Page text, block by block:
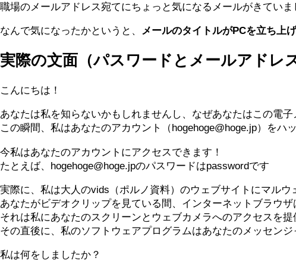
職場のメールアドレス宛てにちょっと気になるメールがきていま
なんで気になったかというと、 メールのタイトルがPCを立ち上
実際の文面（パスワードとメールアドレ
こんにちは！
あなたは私を知らないかもしれませんし、なぜあなたはこの電
この瞬間、私はあなたのアカウント（hogehoge@hoge.jp）を
今私はあなたのアカウントにアクセスできます！
たとえば、hogehoge@hoge.jpのパスワードはpasswordです
実際に、私は大人のvids（ポルノ資料）のウェブサイトにマル
あなたがビデオクリップを見ている間、インターネットブラウ
それは私にあなたのスクリーンとウェブカメラへのアクセスを提
その直後に、私のソフトウェアプログラムはあなたのメッセン
私は何をしましたか？